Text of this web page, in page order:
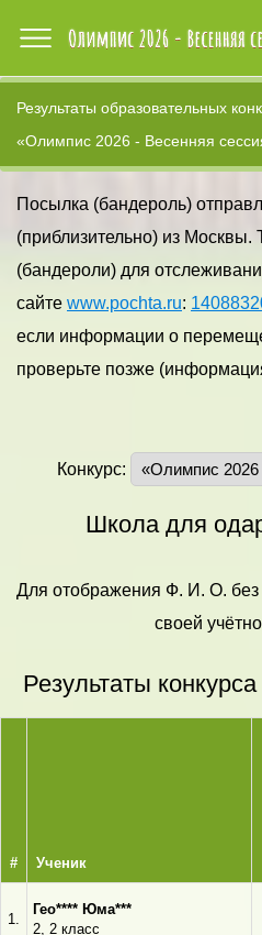
Результаты образовательных
«Олимпис 2026 - Весенняя
Посылка (бандероль)
(приблизительно) из Москвы.
(бандероли) для
сайте www.pochta.ru:
если информации о
проверьте позже
Конкурс:
Школа для
Для отображения Ф. И. О. без
своей
Результаты
# Ученик
1.
Гео**** Юма***
2, 2 класс